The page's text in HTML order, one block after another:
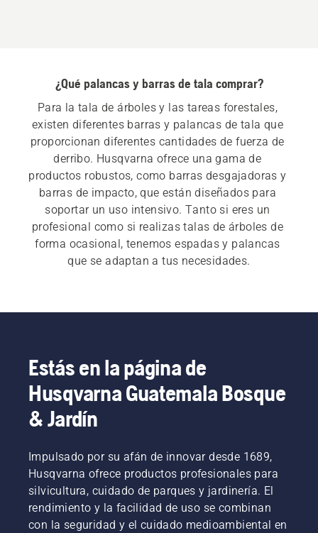
¿Qué palancas y barras de tala comprar?
Para la tala de árboles y las tareas forestales,
existen diferentes barras y palancas de tala que
proporcionan diferentes cantidades de fuerza de
derribo. Husqvarna ofrece una gama de
productos robustos, como barras desgajadoras y
barras de impacto, que están diseñados para
soportar un uso intensivo. Tanto si eres un
profesional como si realizas talas de árboles de
forma ocasional, tenemos espadas y palancas
que se adaptan a tus necesidades.
Estás en la página de
Husqvarna Guatemala Bosque
& Jardín
Impulsado por su afán de innovar desde 1689,
Husqvarna ofrece productos profesionales para
silvicultura, cuidado de parques y jardinería. El
rendimiento y la facilidad de uso se combinan
con la seguridad y el cuidado medioambiental en